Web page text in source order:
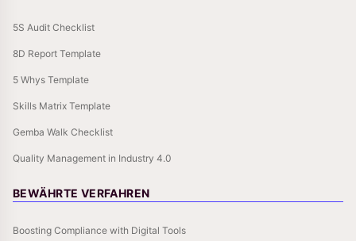
5S Audit Checklist
8D Report Template
5 Whys Template
Skills Matrix Template
Gemba Walk Checklist
Quality Management in Industry 4.0
BEWÄHRTE VERFAHREN
Boosting Compliance with Digital Tools